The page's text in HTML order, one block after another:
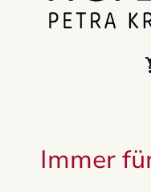
Immer